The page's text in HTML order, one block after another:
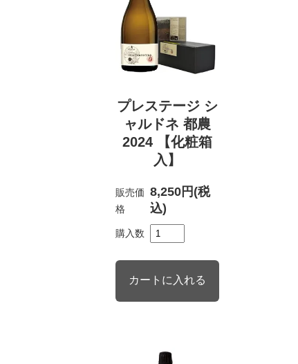
プレステージ シ
ャルドネ 都農
2024 【化粧箱
入】
販売価
格
8,250円(税
込)
購入数